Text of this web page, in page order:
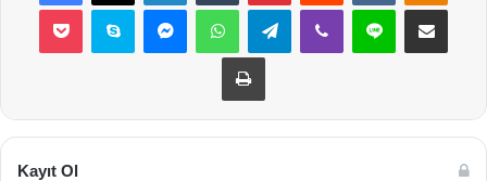
Pocket Skype MessengerWhatsAppTelegramViber Line E-Posta ile
Yazdır
Kayıt Ol